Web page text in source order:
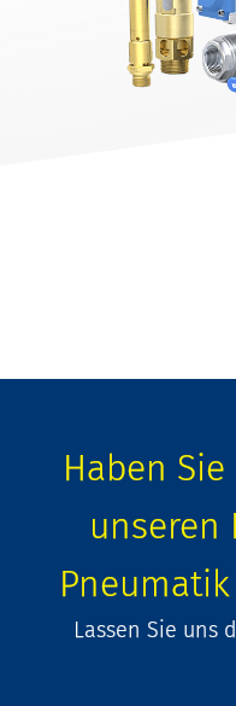
Haben
unseren
Lassen Sie uns